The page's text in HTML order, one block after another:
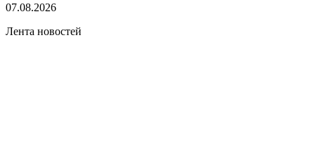
07.08.2026
Лента новостей